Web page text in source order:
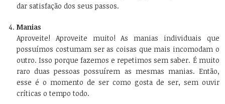
dar satisfação dos seus passos.
Manias
Aproveite! Aproveite muito! As manias individuais que
possuímos costumam ser as coisas que mais incomodam o
outro. Isso porque fazemos e repetimos sem saber. É muito
raro duas pessoas possuírem as mesmas manias. Então,
esse é o momento de ser como gosta de ser, sem ouvir
críticas o tempo todo.